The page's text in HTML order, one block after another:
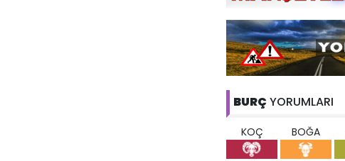
BURÇ YORUMLARI
KOÇ BOĞA